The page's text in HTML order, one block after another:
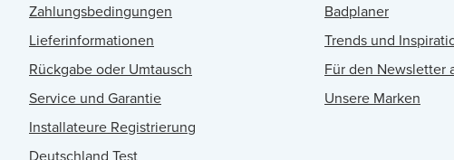
Zahlungsbedingungen
Lieferinformationen
Rückgabe oder Umtausch
Service und Garantie
Installateure Registrierung
Badplaner
Trends und
Für den Newsletter
Unsere Marken